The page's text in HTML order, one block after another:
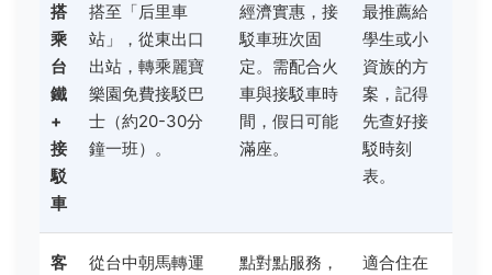
搭
乘
台
鐵
+
接
駁
車
搭至「后里車
站」，從東出口
出站，轉乘麗寶
樂園免費接駁巴
士（約20-30分
鐘一班）。
經濟實惠，接
駁車班次固
定。需配合火
車與接駁車時
間，假日可能
滿座。
最推薦給
學生或小
資族的方
案，記得
先查好接
駁時刻
表。
客
從台中朝馬轉運
點對點服務，
適合住在